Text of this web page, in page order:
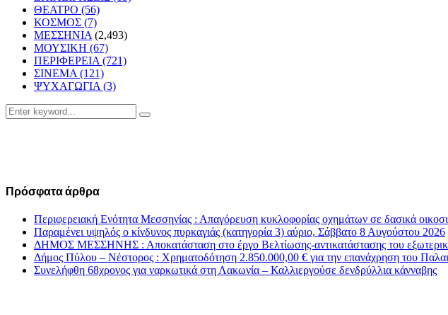
ΘΕΑΤΡΟ (56)
ΚΟΣΜΟΣ (7)
ΜΕΣΣΗΝΙΑ (2,493)
ΜΟΥΣΙΚΗ (67)
ΠΕΡΙΦΕΡΕΙΑ (721)
ΣΙΝΕΜΑ (121)
ΨΥΧΑΓΩΓΙΑ (3)
Search
for:
Search
Πρόσφατα άρθρα
Περιφερειακή Ενότητα Μεσσηνίας : Απαγόρευση κυκλοφορίας οχημάτων σε δασικά
Παραμένει υψηλός ο κίνδυνος πυρκαγιάς (κατηγορία 3) αύριο, Σάββατο 8 Αυγούστου 2026
ΔΗΜΟΣ ΜΕΣΣΗΝΗΣ : Αποκατάσταση στο έργο Βελτίωσης-αντικατάστασης του
Δήμος Πύλου – Νέστορος : Χρηματοδότηση 2.850.000,00 € για την επανάχρηση του
Συνελήφθη 68χρονος για ναρκωτικά στη Λακωνία – Καλλιεργούσε δενδρύλλια κάνναβης